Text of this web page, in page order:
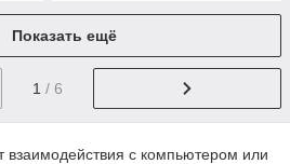
Показать ещё
1 / 6
взаимодействия с компьютером или